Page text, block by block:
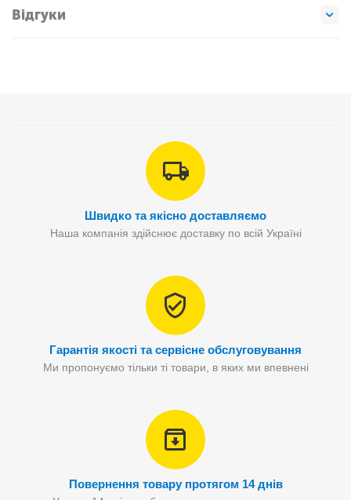
Відгуки
Швидко та якісно доставляємо
Наша компанія здійснює доставку по всій Україні
Гарантія якості та сервісне обслуговування
Ми пропонуємо тільки ті товари, в яких ми впевнені
Повернення товару протягом 14 днів